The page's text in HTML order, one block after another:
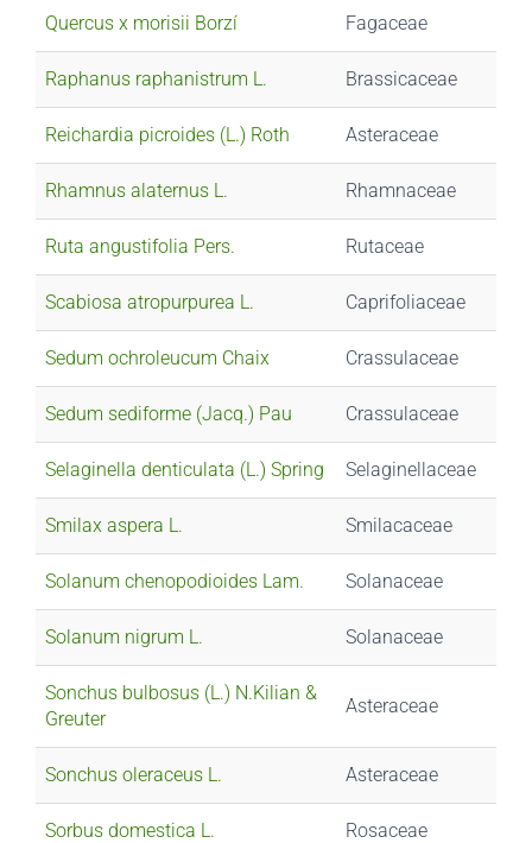
Quercus x morisii Borzí Fagaceae
Raphanus raphanistrum L. Brassicaceae
Reichardia picroides (L.) Roth Asteraceae
Rhamnus alaternus L. Rhamnaceae
Ruta angustifolia Pers. Rutaceae
Scabiosa atropurpurea L. Caprifoliaceae
Sedum ochroleucum Chaix Crassulaceae
Sedum sediforme (Jacq.) Pau Crassulaceae
Selaginella denticulata (L.) Spring Selaginellaceae
Smilax aspera L. Smilacaceae
Solanum chenopodioides Lam. Solanaceae
Solanum nigrum L. Solanaceae
Sonchus bulbosus (L.) N.Kilian &
Greuter
Asteraceae
Sonchus oleraceus L. Asteraceae
Sorbus domestica L. Rosaceae